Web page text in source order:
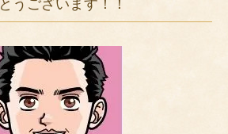
うございます！！